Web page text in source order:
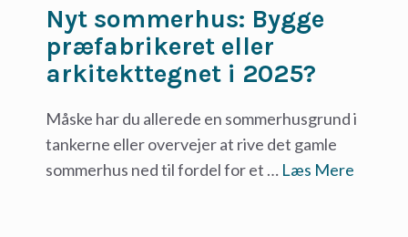
Nyt sommerhus: Bygge
præfabrikeret eller
arkitekttegnet i 2025?
Måske har du allerede en sommerhusgrund i
tankerne eller overvejer at rive det gamle
sommerhus ned til fordel for et … Læs Mere